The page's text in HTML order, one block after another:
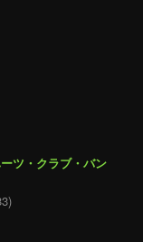
ツ・クラブ・バン